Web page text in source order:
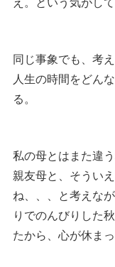
同じ事象でも、考
人生の時間をどん
る。
私の母とはまた違
親友母と、そうい
ね、、、と考えな
りでのんびりした
たから、心が休ま